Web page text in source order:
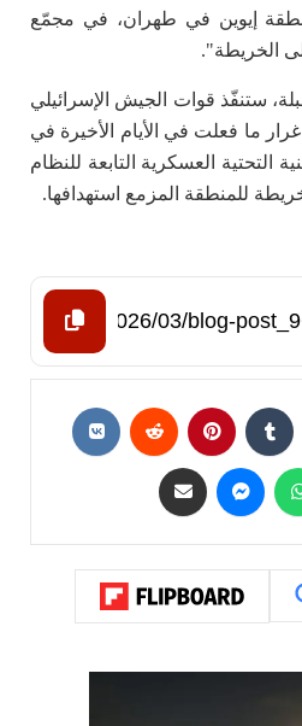
إيوين في طهران، في مجمّع
الخريطة".
ستنفّذ قوات الجيش الإسرائيلي
ما فعلت في الأيام الأخيرة في
التحتية العسكرية التابعة للنظام
للمنطقة المزمع استهدافها.